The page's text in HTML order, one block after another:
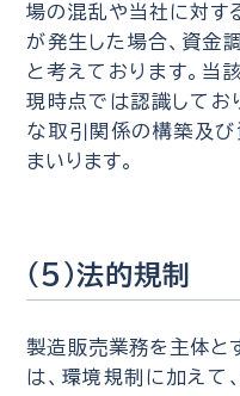
場の混乱や当社に対す
が発生した場合、資金
と考えております。当
現時点では認識してお
な取引関係の構築及
まいります。
（5）法的規制
製造販売業務を主体と
は、環境規制に加えて